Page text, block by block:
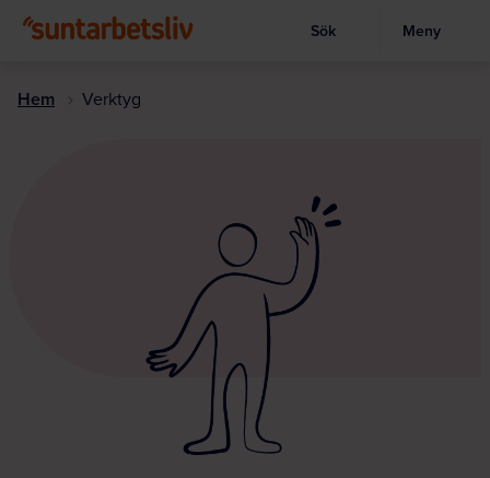
Visa sökruta
Sök Meny
Hem Verktyg